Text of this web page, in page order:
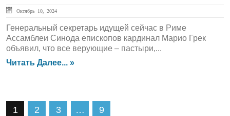
Октябрь 10, 2024
Генеральный секретарь идущей сейчас в Риме
Ассамблеи Синода епископов кардинал Марио Грек
объявил, что все верующие – пастыри,...
Читать Далее... »
1 2 3 … 9